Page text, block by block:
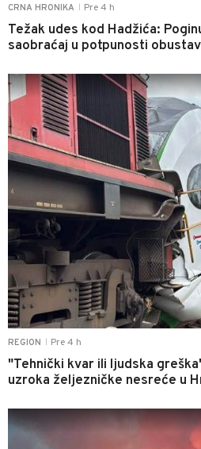
CRNA HRONIKA Pre 4 h
Težak udes kod Hadžića:
saobraćaj u potpunosti
REGION Pre 4 h
"Tehnički kvar ili ljudska
uzroka željezničke nesreće u